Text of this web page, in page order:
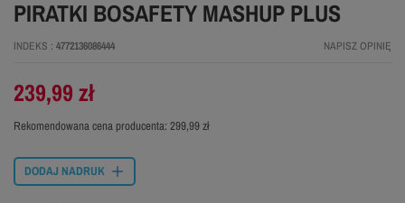
PIRATKI BOSAFETY MASHUP PLUS
INDEKS 4772136086444 NAPISZ OPINIĘ
Rekomendowana cena producenta: 299,99 zł
239,99 zł
DODAJ NADRUK